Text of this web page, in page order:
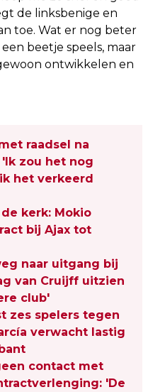
de linksbenige en
toe. Wat er nog beter
beetje speels, maar
ontwikkelen en
raadsel na
zou het nog
het verkeerd
kerk: Mokio
bij Ajax tot
naar uitgang bij
van Cruijff uitzien
club'
zes spelers tegen
verwacht lastig
contact met
'De